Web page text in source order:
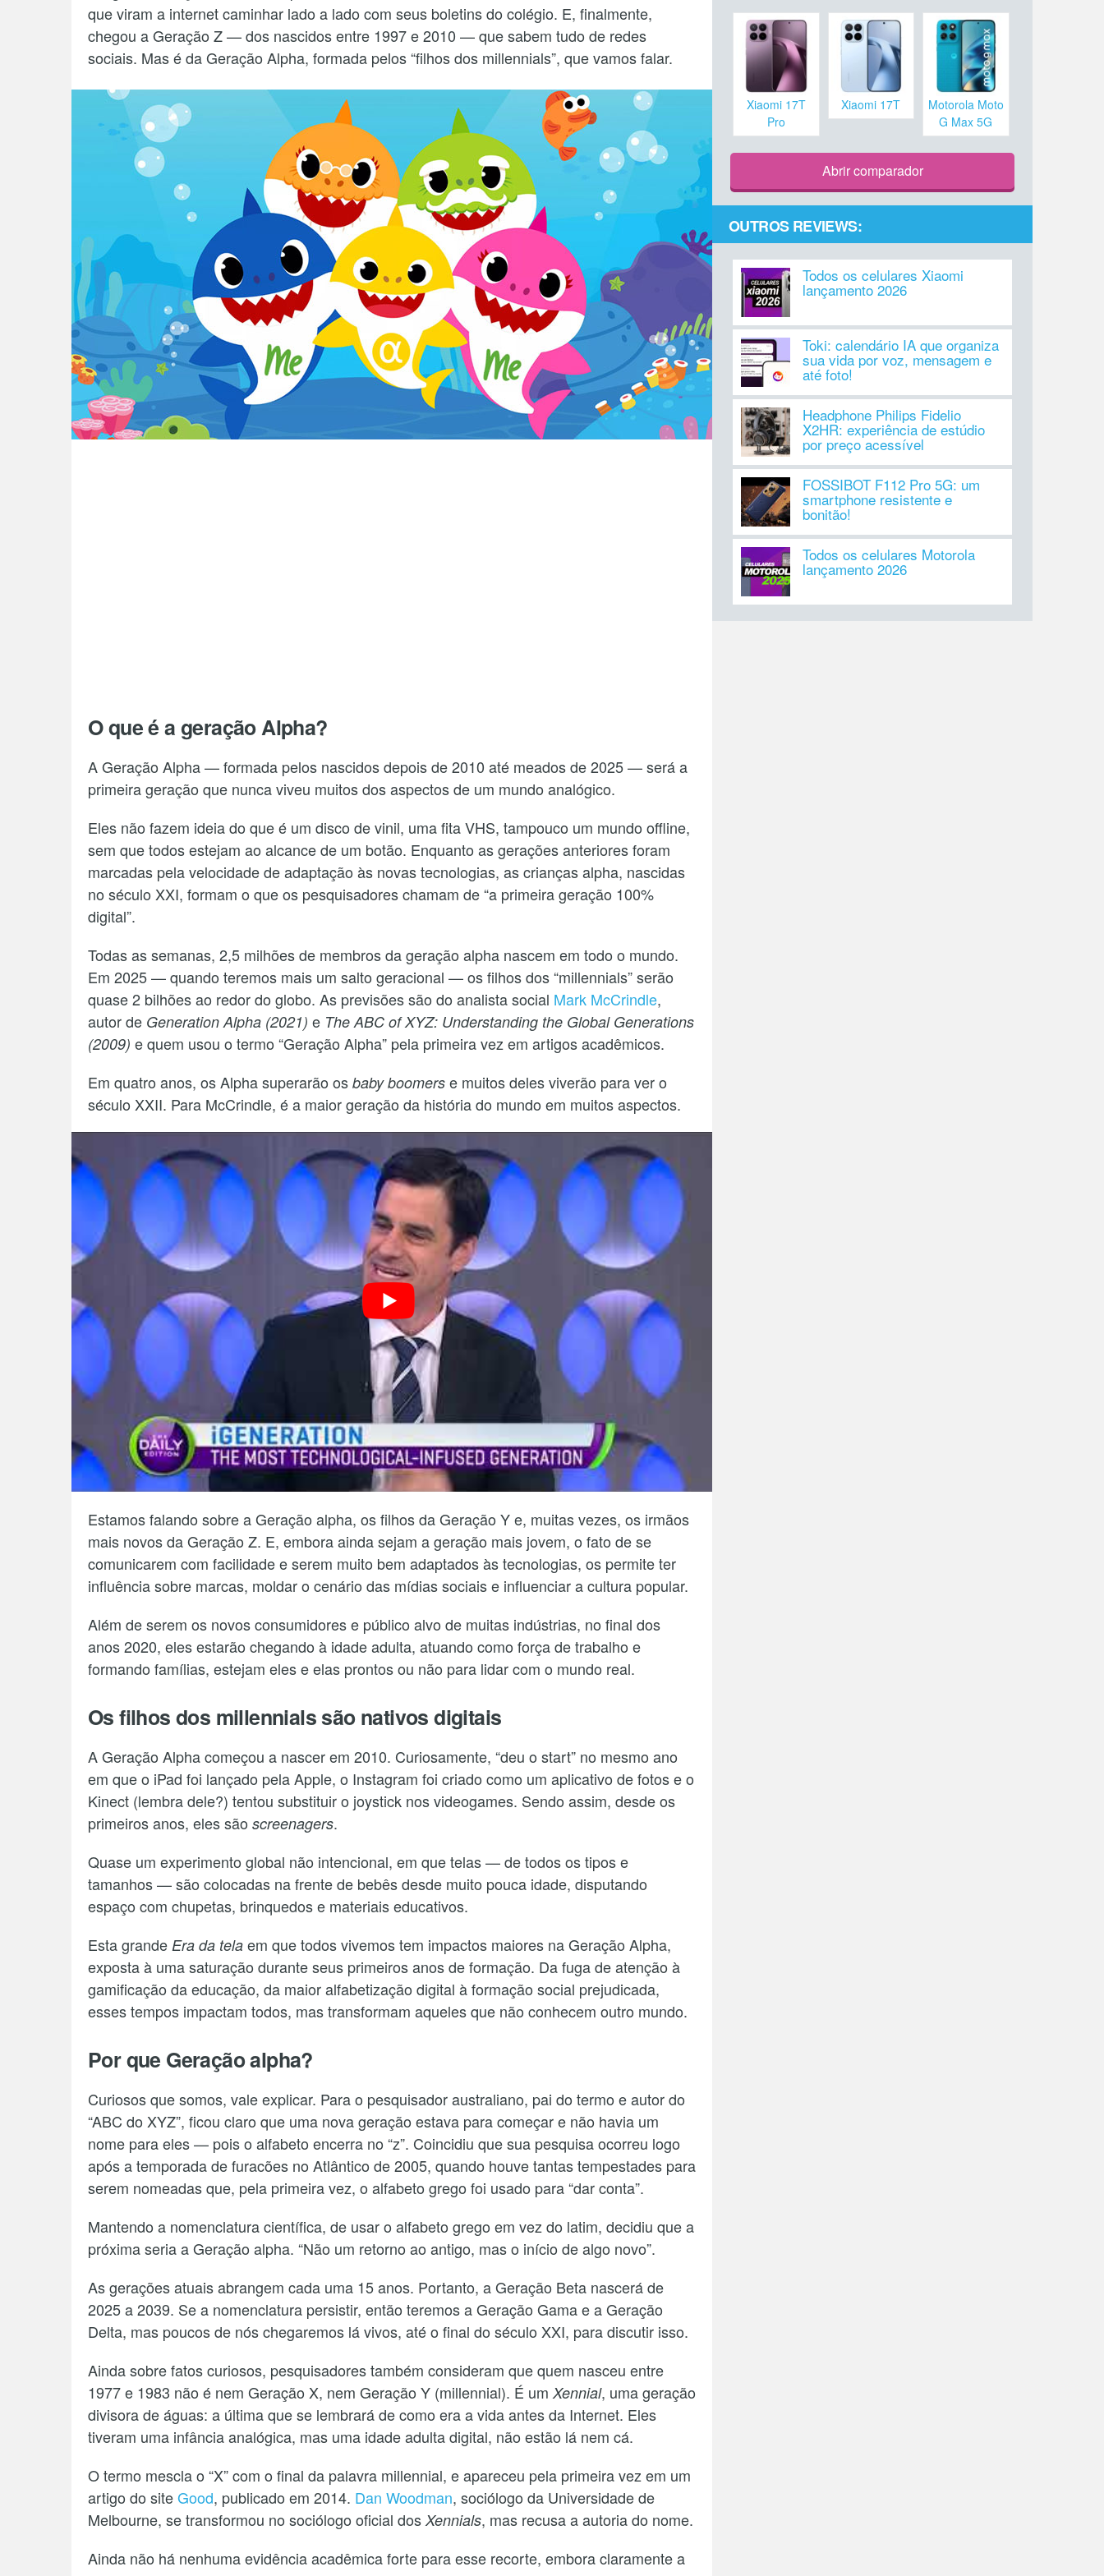
que viram a internet caminhar lado a lado com seus boletins do colégio. E, finalmente,
chegou a Geração Z — dos nascidos entre 1997 e 2010 — que sabem tudo de redes
sociais. Mas é da Geração Alpha, formada pelos “filhos dos millennials”, que vamos falar.
O que é a geração Alpha?
A Geração Alpha — formada pelos nascidos depois de 2010 até meados de 2025 — será a
primeira geração que nunca viveu muitos dos aspectos de um mundo analógico.
Eles não fazem ideia do que é um disco de vinil, uma fita VHS, tampouco um mundo offline,
sem que todos estejam ao alcance de um botão. Enquanto as gerações anteriores foram
marcadas pela velocidade de adaptação às novas tecnologias, as crianças alpha, nascidas
no século XXI, formam o que os pesquisadores chamam de “a primeira geração 100%
digital”.
Todas as semanas, 2,5 milhões de membros da geração alpha nascem em todo o mundo.
Em 2025 — quando teremos mais um salto geracional — os filhos dos “millennials” serão
quase 2 bilhões ao redor do globo. As previsões são do analista social Mark McCrindle,
autor de Generation Alpha (2021) e The ABC of XYZ: Understanding the Global Generations
(2009) e quem usou o termo “Geração Alpha” pela primeira vez em artigos acadêmicos.
Em quatro anos, os Alpha superarão os baby boomers e muitos deles viverão para ver o
século XXII. Para McCrindle, é a maior geração da história do mundo em muitos aspectos.
Estamos falando sobre a Geração alpha, os filhos da Geração Y e, muitas vezes, os irmãos
mais novos da Geração Z. E, embora ainda sejam a geração mais jovem, o fato de se
comunicarem com facilidade e serem muito bem adaptados às tecnologias, os permite ter
influência sobre marcas, moldar o cenário das mídias sociais e influenciar a cultura popular.
Além de serem os novos consumidores e público alvo de muitas indústrias, no final dos
anos 2020, eles estarão chegando à idade adulta, atuando como força de trabalho e
formando famílias, estejam eles e elas prontos ou não para lidar com o mundo real.
Os filhos dos millennials são nativos digitais
A Geração Alpha começou a nascer em 2010. Curiosamente, “deu o start” no mesmo ano
em que o iPad foi lançado pela Apple, o Instagram foi criado como um aplicativo de fotos e o
Kinect (lembra dele?) tentou substituir o joystick nos videogames. Sendo assim, desde os
primeiros anos, eles são screenagers.
Quase um experimento global não intencional, em que telas — de todos os tipos e
tamanhos — são colocadas na frente de bebês desde muito pouca idade, disputando
espaço com chupetas, brinquedos e materiais educativos.
Esta grande Era da tela em que todos vivemos tem impactos maiores na Geração Alpha,
exposta à uma saturação durante seus primeiros anos de formação. Da fuga de atenção à
gamificação da educação, da maior alfabetização digital à formação social prejudicada,
esses tempos impactam todos, mas transformam aqueles que não conhecem outro mundo.
Por que Geração alpha?
Curiosos que somos, vale explicar. Para o pesquisador australiano, pai do termo e autor do
“ABC do XYZ”, ficou claro que uma nova geração estava para começar e não havia um
nome para eles — pois o alfabeto encerra no “z”. Coincidiu que sua pesquisa ocorreu logo
após a temporada de furacões no Atlântico de 2005, quando houve tantas tempestades para
serem nomeadas que, pela primeira vez, o alfabeto grego foi usado para “dar conta”.
Mantendo a nomenclatura científica, de usar o alfabeto grego em vez do latim, decidiu que a
próxima seria a Geração alpha. “Não um retorno ao antigo, mas o início de algo novo”.
As gerações atuais abrangem cada uma 15 anos. Portanto, a Geração Beta nascerá de
2025 a 2039. Se a nomenclatura persistir, então teremos a Geração Gama e a Geração
Delta, mas poucos de nós chegaremos lá vivos, até o final do século XXI, para discutir isso.
Ainda sobre fatos curiosos, pesquisadores também consideram que quem nasceu entre
1977 e 1983 não é nem Geração X, nem Geração Y (millennial). É umXennial, uma geração
divisora de águas: a última que se lembrará de como era a vida antes da Internet. Eles
tiveram uma infância analógica, mas uma idade adulta digital, não estão lá nem cá.
O termo mescla o “X” com o final da palavra millennial, e apareceu pela primeira vez em um
artigo do siteGood, publicado em 2014. Dan Woodman, sociólogo da Universidade de
Melbourne, se transformou no sociólogo oficial dosXennials, mas recusa a autoria do nome.
Ainda não há nenhuma evidência acadêmica forte para esse recorte, embora claramente a
Xiaomi 17T
Pro
Xiaomi 17T
Motorola Moto
G Max 5G
Abrir comparador
OUTROS REVIEWS:
Todos os celulares Xiaomi
lançamento 2026
Toki: calendário IA que organiza
sua vida por voz, mensagem e
até foto!
Headphone Philips Fidelio
X2HR: experiência de estúdio
por preço acessível
FOSSIBOT F112 Pro 5G: um
smartphone resistente e
bonitão!
Todos os celulares Motorola
lançamento 2026